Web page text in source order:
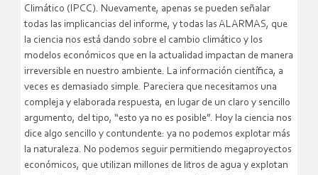
Climático (IPCC). Nuevamente, apenas se pueden señalar
todas las implicancias del informe, y todas las ALARMAS, que
la ciencia nos está dando sobre el cambio climático y los
modelos económicos que en la actualidad impactan de manera
irreversible en nuestro ambiente. La información científica, a
veces es demasiado simple. Pareciera que necesitamos una
compleja y elaborada respuesta, en lugar de un claro y sencillo
argumento, del tipo, “esto ya no es posible”. Hoy la ciencia nos
dice algo sencillo y contundente: ya no podemos explotar más
la naturaleza. No podemos seguir permitiendo megaproyectos
económicos, que utilizan millones de litros de agua y explotan